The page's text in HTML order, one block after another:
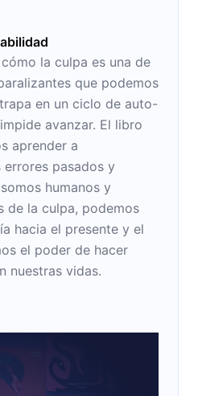
la culpa es una de
que podemos
en un ciclo de auto-
avanzar. El libro
aprender a
pasados y
humanos y
de la culpa, podemos
hacia el presente y el
el poder de hacer
nuestras vidas.